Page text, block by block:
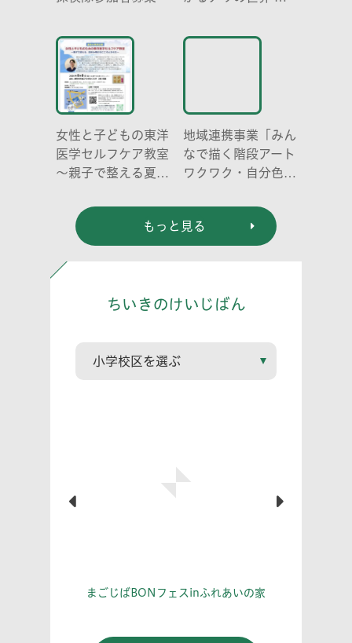
成り立ち、生態系に
女性と子どもの東洋
医学セルフケア教室
～親子で整える夏休
らだ～
地域連携事業「みん
なで描く階段アート
ワクワク・自分色の
もっと見る
ちいきのけいじばん
まごじばBONフェスinふれあいの家